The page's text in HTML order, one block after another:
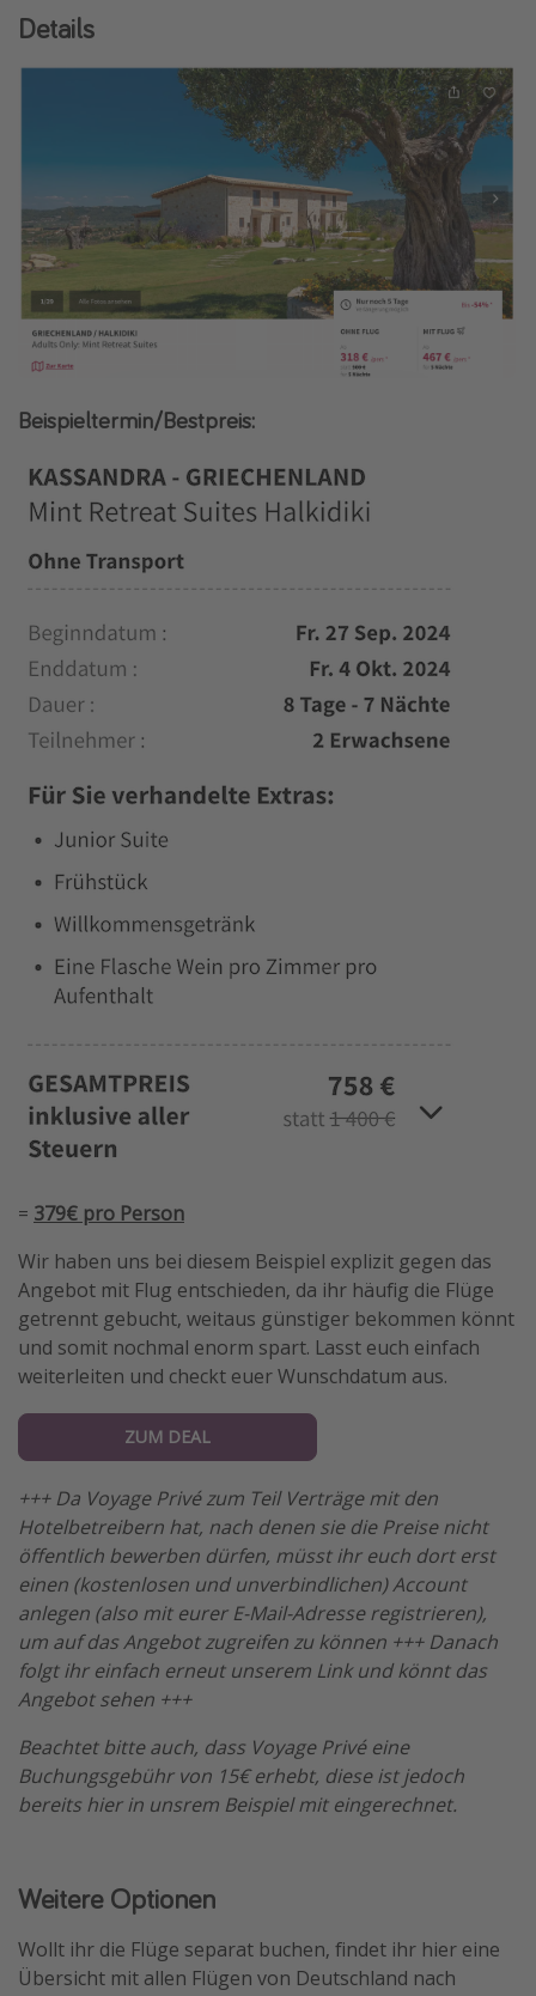
Details
Beispieltermin/Bestpreis:
= 379€ pro Person
Wir haben uns bei diesem Beispiel explizit gegen das
Angebot mit Flug entschieden, da ihr häufig die Flüge
getrennt gebucht, weitaus günstiger bekommen könnt
und somit nochmal enorm spart. Lasst euch einfach
weiterleiten und checkt euer Wunschdatum aus.
ZUM DEAL
+++ Da Voyage Privé zum Teil Verträge mit den
Hotelbetreibern hat, nach denen sie die Preise nicht
öffentlich bewerben dürfen, müsst ihr euch dort erst
einen (kostenlosen und unverbindlichen) Account
anlegen (also mit eurer E-Mail-Adresse registrieren),
um auf das Angebot zugreifen zu können +++ Danach
folgt ihr einfach erneut unserem Link und könnt das
Angebot sehen +++
Beachtet bitte auch, dass Voyage Privé eine
Buchungsgebühr von 15€ erhebt, diese ist jedoch
bereits hier in unsrem Beispiel mit eingerechnet.
Weitere Optionen
Wollt ihr die Flüge separat buchen, findet ihr hier eine
Übersicht mit allen Flügen von Deutschland nach